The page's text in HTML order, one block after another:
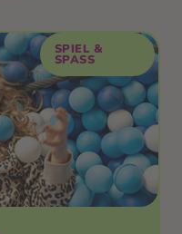
SPIEL &
SPASS